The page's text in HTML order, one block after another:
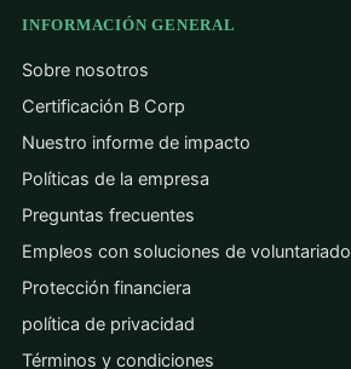
INFORMACIÓN GENERAL
Sobre nosotros
Certificación B Corp
Nuestro informe de impacto
Políticas de la empresa
Preguntas frecuentes
Empleos con soluciones de voluntariado
Protección financiera
política de privacidad
Términos y condiciones